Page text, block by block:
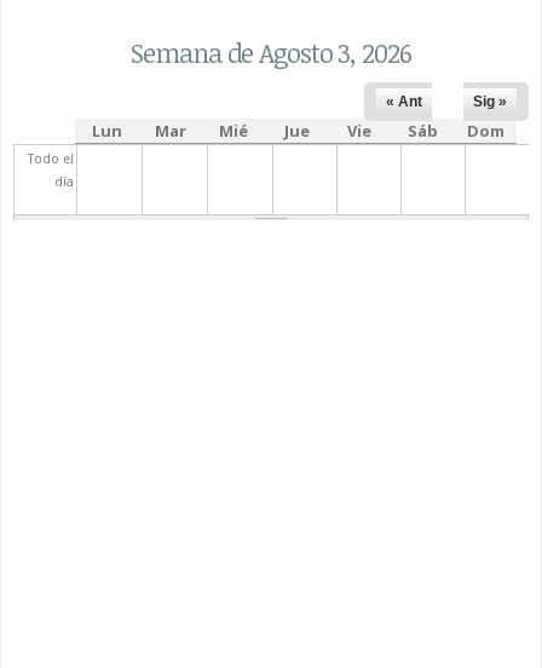
Semana de Agosto 3, 2026
« Ant Sig »
Lun Mar Mié Jue Vie Sáb Dom
Todo el
día